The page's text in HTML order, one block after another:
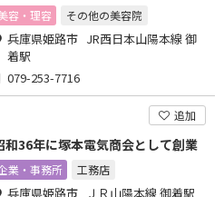
詰まったサロン
容・理容 その他の美容院
兵庫県姫路市 JR西日本山陽本線 御
着駅
079-253-7716
追加
和36年に塚本電気商会として創業
業・事務所 工務店
兵庫県姫路市 ＪＲ山陽本線 御着駅